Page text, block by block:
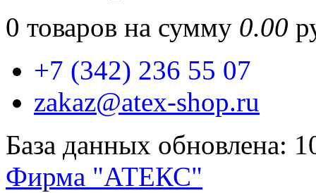
0 товаров на сумму 0.00
+7 (342) 236 55 07
zakaz@atex-shop.ru
База данных обновлена:
Фирма "АТЕКС"